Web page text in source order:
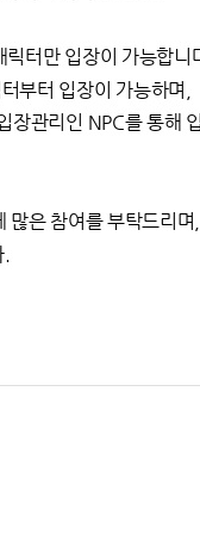
터만 입장이 가능합니
부터 입장이 가능하며,
장관리인 NPC를 통해
많은 참여를 부탁드리며,
.